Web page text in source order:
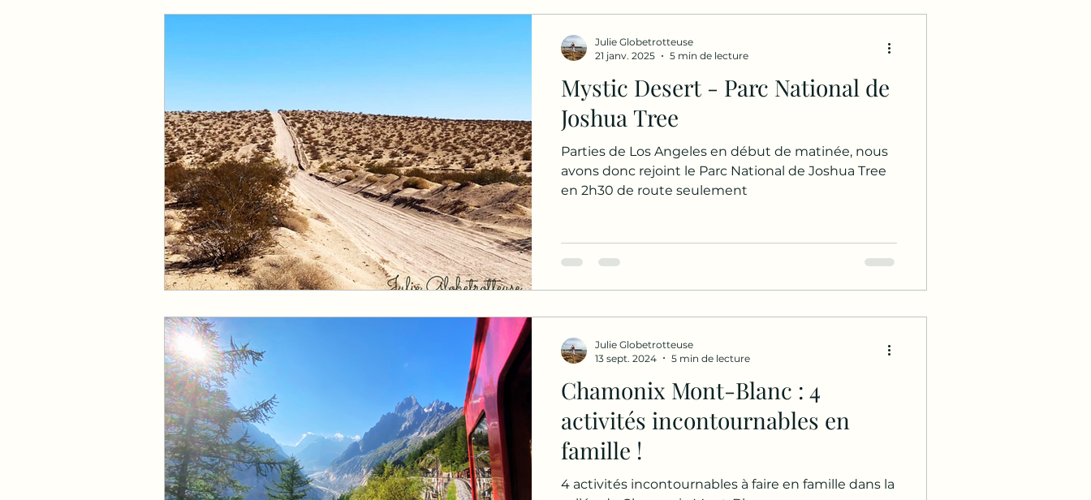
Environnement City Break
Hôtels, gîtes, chambres d'hôtes Montagne Activité en famille Sports Outdoor
Gastronomie Patrimoine Culture Nature
Mystic Desert - Parc National de
Joshua Tree
Parties de Los Angeles en début de matinée, nous
avons donc rejoint le Parc National de Joshua Tree
en 2h30 de route seulement
Julie Globetrotteuse
21 janv. 2025
5 min de lecture
Chamonix Mont-Blanc : 4
activités incontournables en
famille !
4 activités incontournables à faire en famille dans la
Julie Globetrotteuse
13 sept. 2024
5 min de lecture